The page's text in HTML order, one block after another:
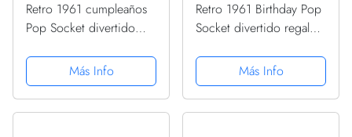
Retro 1961 cumpleaños
Pop Socket divertido
PopSockets PopGrip
Intercambiable
Más Info
Retro 1961 Birthday Pop
Socket divertido regalo
1961 PopSockets
PopGrip Intercambiable
Más Info